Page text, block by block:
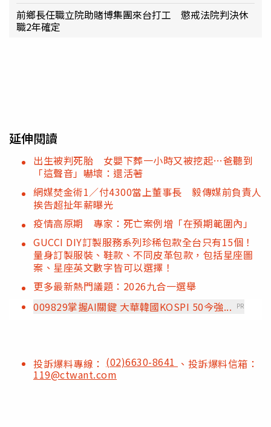
前鄉長任職立院助賭博集團來台打工 懲戒法院判決休
職2年確定
延伸閱讀
出生被判死胎 女嬰下葬一小時又被挖起…爸聽到
「這聲音」嚇壞：還活著
網媒焚金術1／付4300當上董事長 毅傳媒前負責人
挨告超扯年薪曝光
疫情高原期 專家：死亡案例增「在預期範圍內」
GUCCI DIY訂製服務系列珍稀包款全台只有15個！
量身訂製服裝、鞋款、不同皮革包款，包括星座圖
案、星座英文數字皆可以選擇！
更多最新熱門議題：2026九合一選舉
009829掌握AI關鍵 大華韓國KOSPI 50今強...
PR
投訴爆料專線： (02)6630-8641 、投訴爆料信箱：
119@ctwant.com